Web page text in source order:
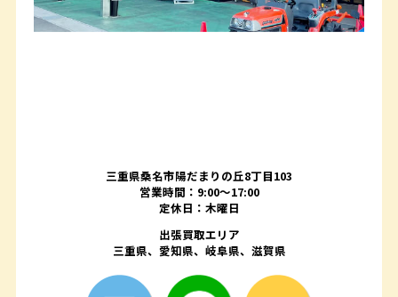
三重県桑名市陽だまりの丘8丁目103
営業時間：9:00〜17:00
定休日：木曜日
出張買取エリア
三重県、愛知県、岐阜県、滋賀県